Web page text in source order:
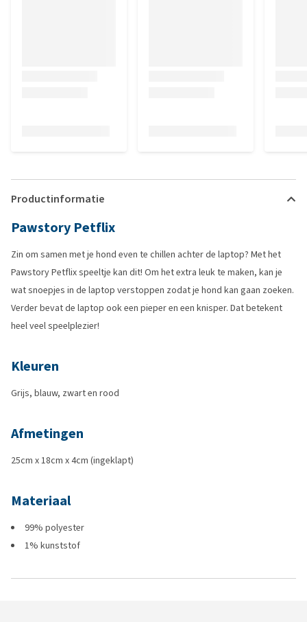
Productinformatie
Pawstory Petflix
Zin om samen met je hond even te chillen achter de laptop? Met het
Pawstory Petflix speeltje kan dit! Om het extra leuk te maken, kan je
wat snoepjes in de laptop verstoppen zodat je hond kan gaan zoeken.
Verder bevat de laptop ook een pieper en een knisper. Dat betekent
heel veel speelplezier!
Kleuren
Grijs, blauw, zwart en rood
Afmetingen
25cm x 18cm x 4cm (ingeklapt)
Materiaal
99% polyester
1% kunststof